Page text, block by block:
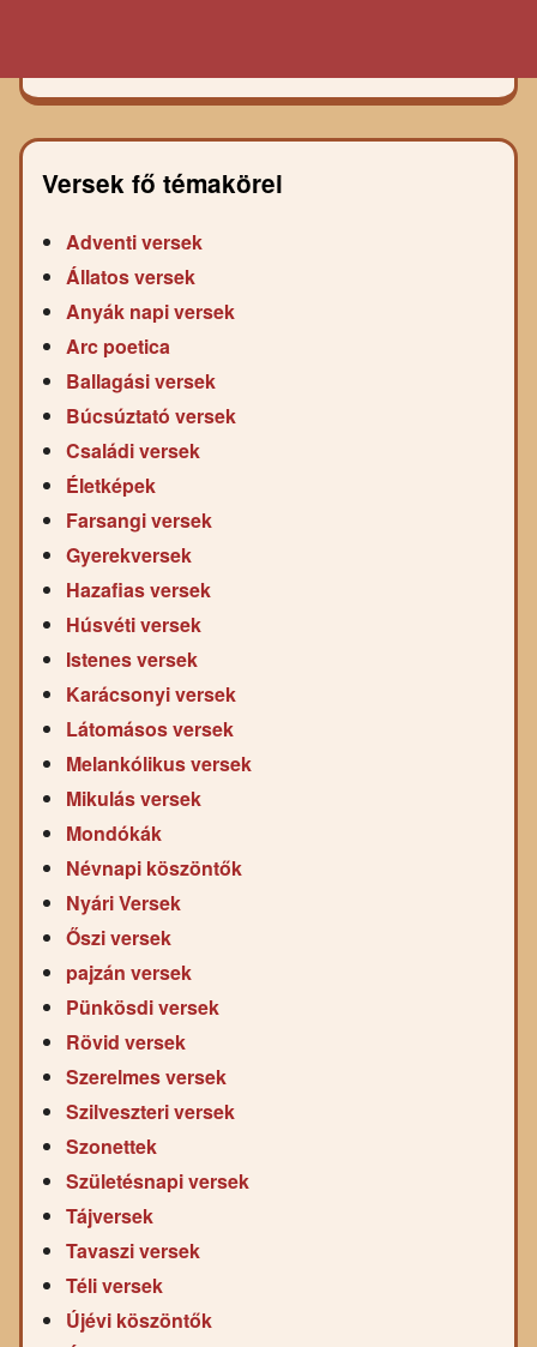
Versek fő témakörei
Adventi versek
Állatos versek
Anyák napi versek
Arc poetica
Ballagási versek
Búcsúztató versek
Családi versek
Életképek
Farsangi versek
Gyerekversek
Hazafias versek
Húsvéti versek
Istenes versek
Karácsonyi versek
Látomásos versek
Melankólikus versek
Mikulás versek
Mondókák
Névnapi köszöntők
Nyári Versek
Őszi versek
pajzán versek
Pünkösdi versek
Rövid versek
Szerelmes versek
Szilveszteri versek
Szonettek
Születésnapi versek
Tájversek
Tavaszi versek
Téli versek
Újévi köszöntők